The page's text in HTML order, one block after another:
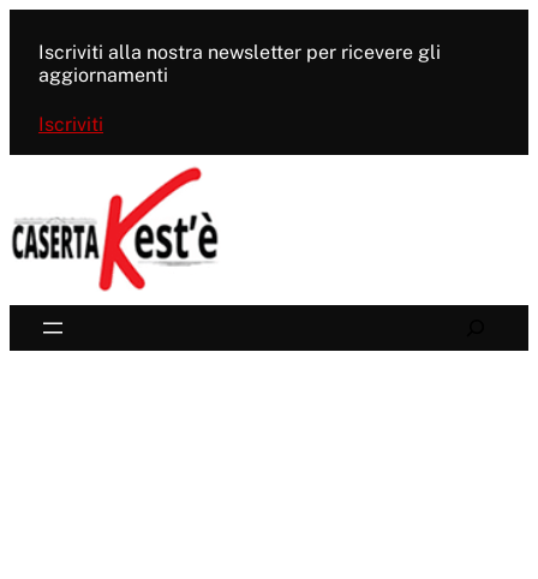
contenuto
Iscriviti alla nostra newsletter per ricevere gli
aggiornamenti
Iscriviti